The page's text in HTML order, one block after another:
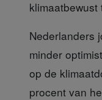
klimaatbewust
Nederlanders
minder
op de
procent van